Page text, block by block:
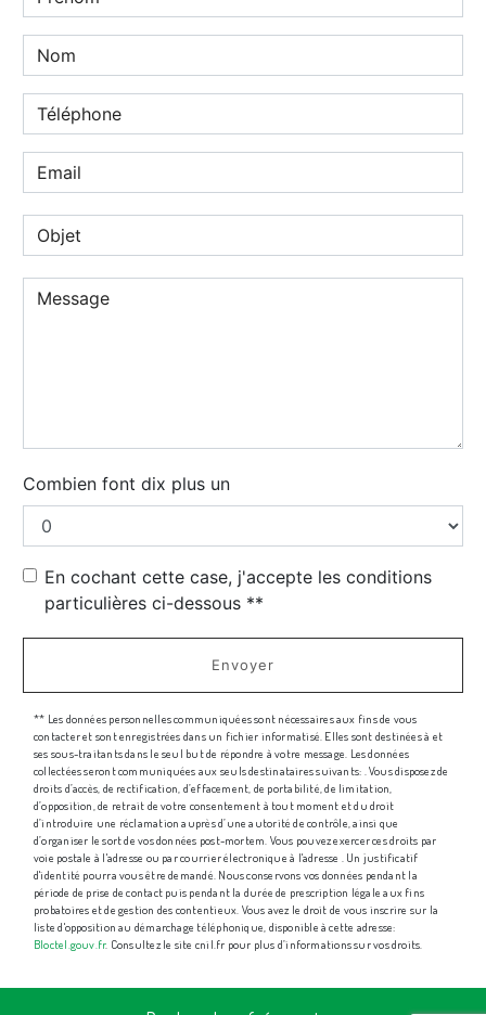
Combien font dix plus un
En cochant cette case, j'accepte les conditions
particulières ci-dessous **
Envoyer
** Les données personnelles communiquées sont nécessaires aux fins de vous
contacter et sont enregistrées dans un fichier informatisé. Elles sont destinées à et
ses sous-traitants dans le seul but de répondre à votre message. Les données
collectées seront communiquées aux seuls destinataires suivants: . Vous disposez de
droits d’accès, de rectification, d’effacement, de portabilité, de limitation,
d’opposition, de retrait de votre consentement à tout moment et du droit
d’introduire une réclamation auprès d’une autorité de contrôle, ainsi que
d’organiser le sort de vos données post-mortem. Vous pouvez exercer ces droits par
voie postale à l'adresse ou par courrier électronique à l'adresse . Un justificatif
d'identité pourra vous être demandé. Nous conservons vos données pendant la
période de prise de contact puis pendant la durée de prescription légale aux fins
probatoires et de gestion des contentieux. Vous avez le droit de vous inscrire sur la
liste d'opposition au démarchage téléphonique, disponible à cette adresse:
Bloctel.gouv.fr. Consultez le site cnil.fr pour plus d’informations sur vos droits.